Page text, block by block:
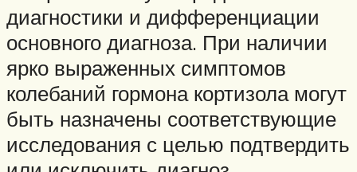
диагностики и дифференциации
основного диагноза. При наличии
ярко выраженных симптомов
колебаний гормона кортизола могут
быть назначены соответствующие
исследования с целью подтвердить